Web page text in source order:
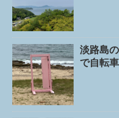
淡路島
で自転